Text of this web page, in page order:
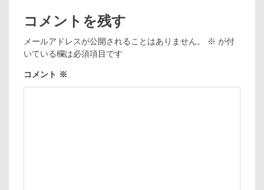
コメントを残す
メールアドレスが公開されることはありません。 ※ が付
いている欄は必須項目です
コメント ※